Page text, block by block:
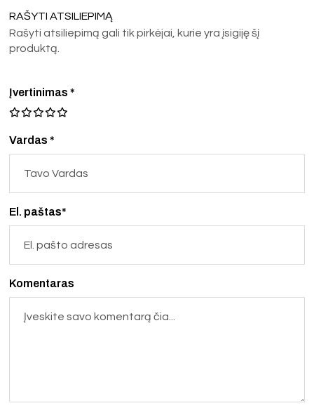
RAŠYTI ATSILIEPIMĄ
Rašyti atsiliepimą gali tik pirkėjai, kurie yra įsigiję šį
produktą.
Vardas *
El. paštas*
Įvertinimas*
Komentaras